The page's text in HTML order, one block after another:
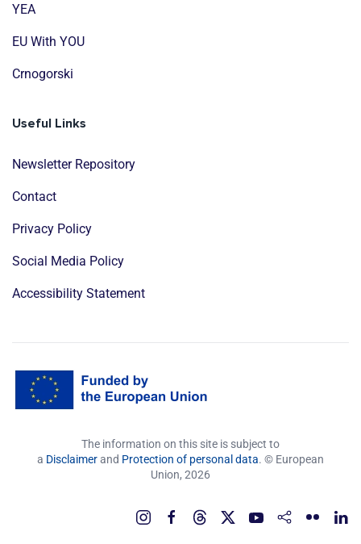
YEA
EU With YOU
Crnogorski
Useful Links
Newsletter Repository
Contact
Privacy Policy
Social Media Policy
Accessibility Statement
The information on this site is subject to
a Disclaimerand Protection of personal data. © European
Union, 2026